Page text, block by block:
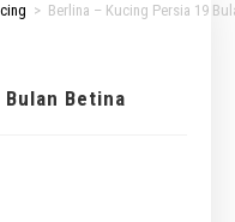
> Berlina – Kucing Persia 19
Betina